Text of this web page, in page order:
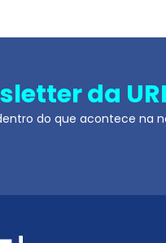
da URI
do que acontece na